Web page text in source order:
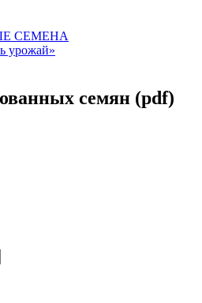
СЕМЕНА
урожай»
семян (pdf)